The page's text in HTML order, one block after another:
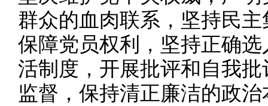
群众的血肉联系，坚持民
保障党员权利，坚持正确
活制度，开展批评和自我
监督，保持清正廉洁的政